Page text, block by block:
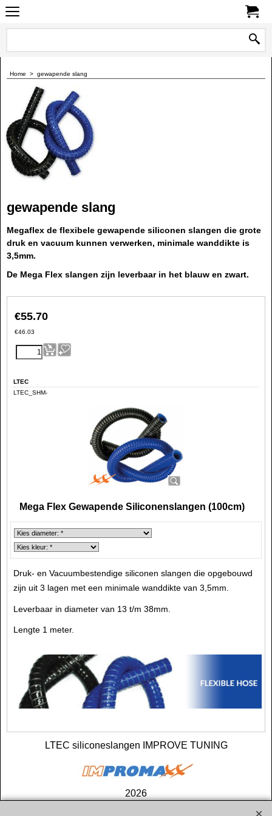
Home > gewapende slang
gewapende slang
Megaflex de flexibele gewapende siliconen slangen die grote
druk en vacuum kunnen verwerken, minimale wanddikte is
3,5mm.
De Mega Flex slangen zijn leverbaar in het blauw en zwart.
€55.70
€46.03
LTEC
LTEC_SHM-
Mega Flex Gewapende Siliconenslangen (100cm)
Druk- en Vacuumbestendige siliconen slangen die opgebouwd
zijn uit 3 lagen met een minimale wanddikte van 3,5mm.
Leverbaar in diameter van 13 t/m 38mm.
Lengte 1 meter.
LTEC siliconeslangen IMPROVE TUNING
2026